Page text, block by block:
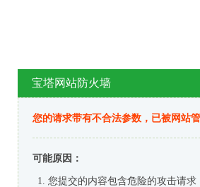
宝塔网站防火墙
您的请求带有不合法参数，已被网站
可能原因：
您提交的内容包含危险的攻击请求